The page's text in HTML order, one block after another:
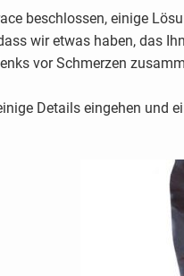
beschlossen, einige
wir etwas haben, das
vor Schmerzen
Details eingehen und